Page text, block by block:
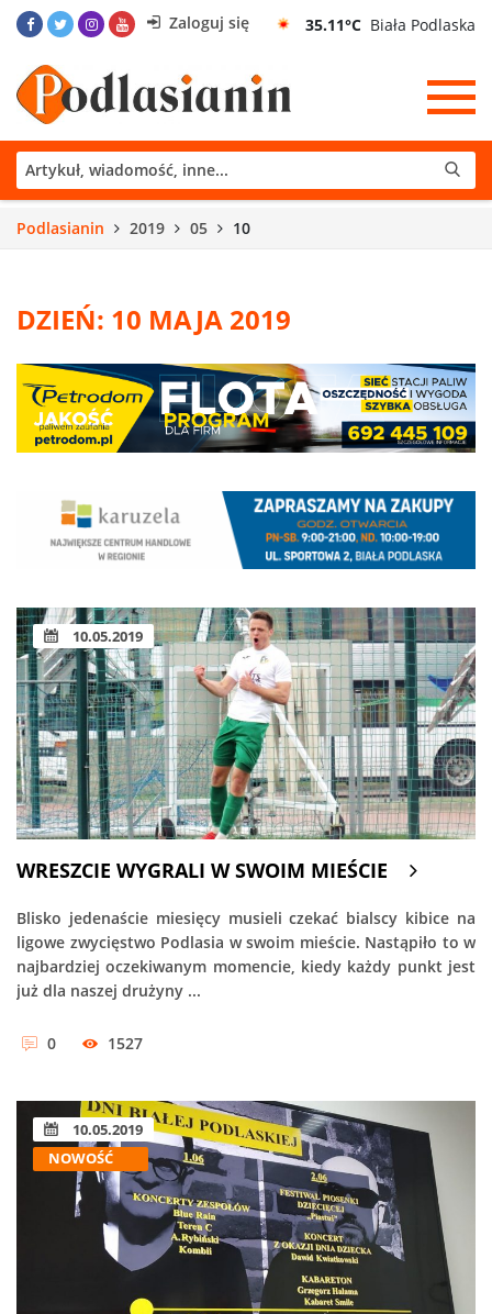
Zaloguj się 35.11°C Biała Podlaska
Podlasianin 2019 05 10
DZIEŃ: 10 MAJA 2019
10.05.2019
WRESZCIE WYGRALI W SWOIM MIEŚCIE
Blisko jedenaście miesięcy musieli czekać bialscy kibice na
ligowe zwycięstwo Podlasia w swoim mieście. Nastąpiło to w
najbardziej oczekiwanym momencie, kiedy każdy punkt jest
już dla naszej drużyny ...
0 1527
10.05.2019
NOWOŚĆ